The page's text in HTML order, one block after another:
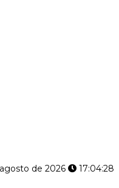
de 2026 17:04:29